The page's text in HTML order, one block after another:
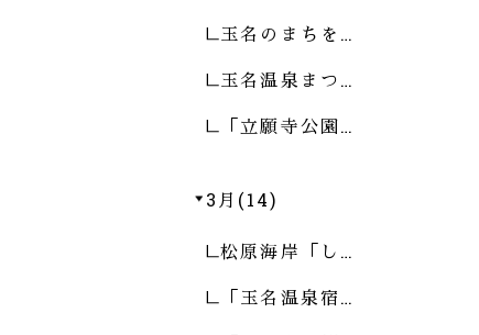
玉名のまちを…
玉名温泉まつ…
「立願寺公園…
3月(14)
松原海岸「し…
「玉名温泉宿…